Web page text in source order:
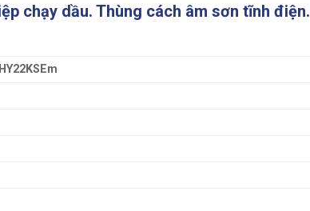
chạy dầu. Thùng cách âm sơn tĩnh